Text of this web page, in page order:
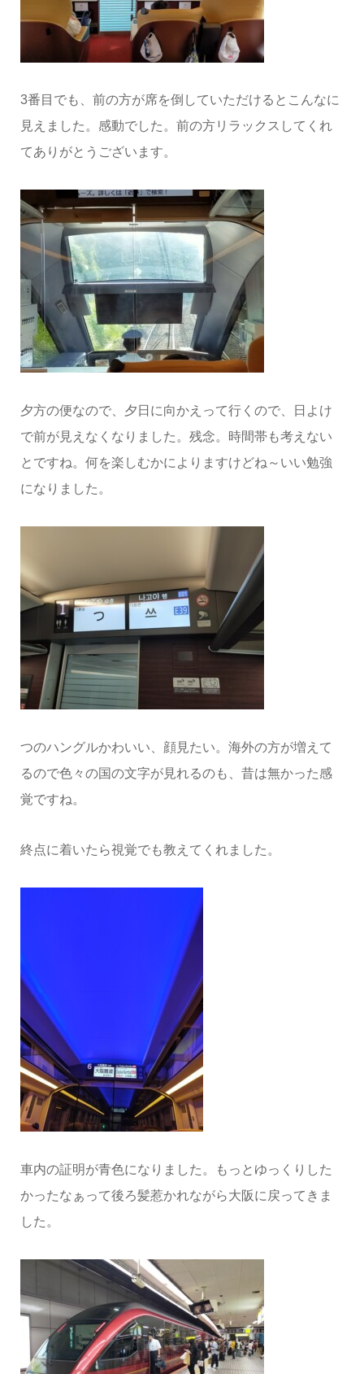
3番目でも、前の方が席を倒していただけるとこんなに
見えました。感動でした。前の方リラックスしてくれ
てありがとうございます。
夕方の便なので、夕日に向かえって行くので、日よけ
で前が見えなくなりました。残念。時間帯も考えない
とですね。何を楽しむかによりますけどね～いい勉強
になりました。
つのハングルかわいい、顔見たい。海外の方が増えて
るので色々の国の文字が見れるのも、昔は無かった感
覚ですね。
終点に着いたら視覚でも教えてくれました。
車内の証明が青色になりました。もっとゆっくりした
かったなぁって後ろ髪惹かれながら大阪に戻ってきま
した。